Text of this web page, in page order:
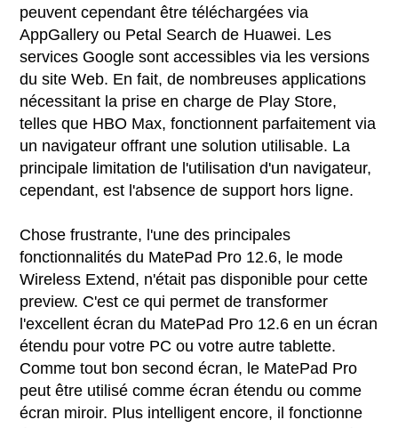
peuvent cependant être téléchargées via
AppGallery ou Petal Search de Huawei. Les
services Google sont accessibles via les versions
du site Web. En fait, de nombreuses applications
nécessitant la prise en charge de Play Store,
telles que HBO Max, fonctionnent parfaitement via
un navigateur offrant une solution utilisable. La
principale limitation de l'utilisation d'un navigateur,
cependant, est l'absence de support hors ligne.
Chose frustrante, l'une des principales
fonctionnalités du MatePad Pro 12.6, le mode
Wireless Extend, n'était pas disponible pour cette
preview. C'est ce qui permet de transformer
l'excellent écran du MatePad Pro 12.6 en un écran
étendu pour votre PC ou votre autre tablette.
Comme tout bon second écran, le MatePad Pro
peut être utilisé comme écran étendu ou comme
écran miroir. Plus intelligent encore, il fonctionne